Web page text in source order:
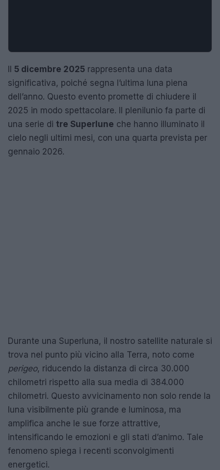
Il 5 dicembre 2025 rappresenta una data
significativa, poiché segna l’ultima luna piena
dell’anno. Questo evento promette di chiudere il
2025 in modo spettacolare. Il plenilunio fa parte di
una serie di tre Superlune che hanno illuminato il
cielo negli ultimi mesi, con una quarta prevista per
gennaio 2026.
Durante una Superluna, il nostro satellite naturale si
trova nel punto più vicino alla Terra, noto come
perigeo, riducendo la distanza di circa 30.000
chilometri rispetto alla sua media di 384.000
chilometri. Questo avvicinamento non solo rende la
luna visibilmente più grande e luminosa, ma
amplifica anche le sue forze attrattive,
intensificando le emozioni e gli stati d’animo. Tale
fenomeno spiega i recenti sconvolgimenti
energetici.